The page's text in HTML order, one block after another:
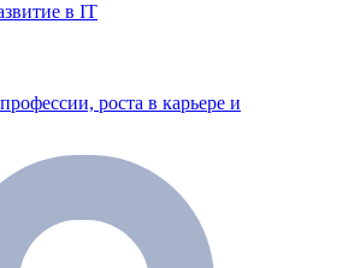
в IT
роста в карьере и